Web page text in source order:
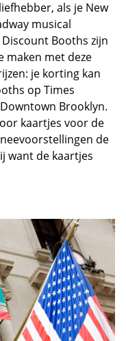
als je New
musical
Booths zijn
maken met deze
je korting kan
op Times
Brooklyn.
kaartjes voor de
de
want de kaartjes